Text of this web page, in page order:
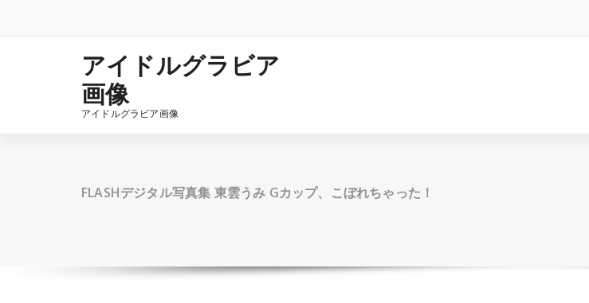
テ
アイドルグラビア
画像
アイドルグラビア画像
FLASHデジタル写真集 東雲うみ Gカップ、こぼれちゃった！